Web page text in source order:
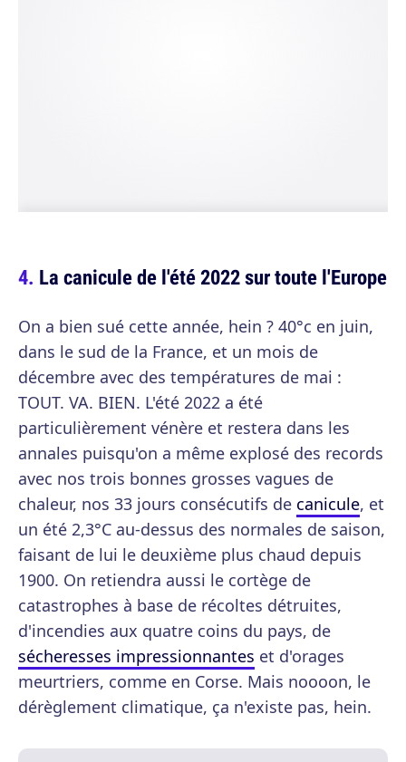
La canicule de l'été 2022 sur toute l'Europe
On a bien sué cette année, hein ? 40°c en juin,
dans le sud de la France, et un mois de
décembre avec des températures de mai :
TOUT. VA. BIEN. L'été 2022 a été
particulièrement vénère et restera dans les
annales puisqu'on a même explosé des records
avec nos trois bonnes grosses vagues de
chaleur, nos 33 jours consécutifs de canicule, et
un été 2,3°C au-dessus des normales de saison,
faisant de lui le deuxième plus chaud depuis
1900. On retiendra aussi le cortège de
catastrophes à base de récoltes détruites,
d'incendies aux quatre coins du pays, de
sécheresses impressionnantes et d'orages
meurtriers, comme en Corse. Mais noooon, le
dérèglement climatique, ça n'existe pas, hein.